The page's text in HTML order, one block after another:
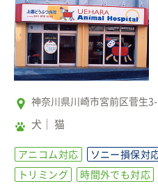
神奈川県川崎市宮前区菅生
犬 猫
アニコム対応 ソニー損保対
トリミング
時間外でも対応